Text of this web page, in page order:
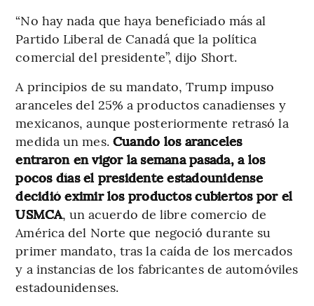
“No hay nada que haya beneficiado más al
Partido Liberal de Canadá que la política
comercial del presidente”, dijo Short.
A principios de su mandato, Trump impuso
aranceles del 25% a productos canadienses y
mexicanos, aunque posteriormente retrasó la
medida un mes. Cuando los aranceles
entraron en vigor la semana pasada, a los
pocos días el presidente estadounidense
decidió eximir los productos cubiertos por el
USMCA, un acuerdo de libre comercio de
América del Norte que negoció durante su
primer mandato, tras la caída de los mercados
y a instancias de los fabricantes de automóviles
estadounidenses.